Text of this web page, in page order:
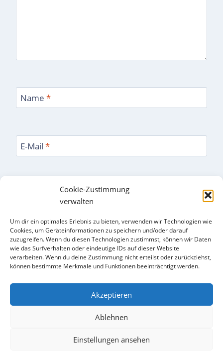
Cookie-Zustimmung
verwalten
Um dir ein optimales Erlebnis zu bieten, verwenden wir Technologien wie
Cookies, um Geräteinformationen zu speichern und/oder darauf
zuzugreifen. Wenn du diesen Technologien zustimmst, können wir Daten
wie das Surfverhalten oder eindeutige IDs auf dieser Website
verarbeiten. Wenn du deine Zustimmung nicht erteilst oder zurückziehst,
können bestimmte Merkmale und Funktionen beeinträchtigt werden.
Akzeptieren
Ablehnen
Einstellungen ansehen
Name *
E-Mail *
Name, E-Mail-Adresse und Website in diesem
Browser für meinen nächsten Kommentar
speichern.